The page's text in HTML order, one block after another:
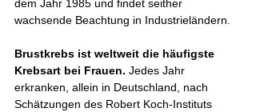
dem Jahr 1985 und findet seither
wachsende Beachtung in Industrieländern.
Brustkrebs ist weltweit die häufigste
Krebsart bei Frauen. Jedes Jahr
erkranken, allein in Deutschland, nach
Schätzungen des Robert Koch-Instituts